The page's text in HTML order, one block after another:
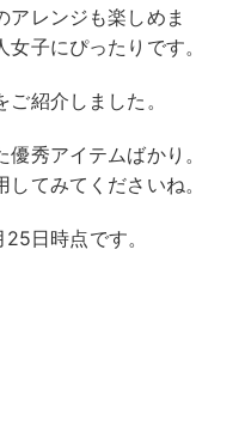
アレンジも楽しめま
子にぴったりです。
ご紹介しました。
秀アイテムばかり。
てみてくださいね。
日時点です。